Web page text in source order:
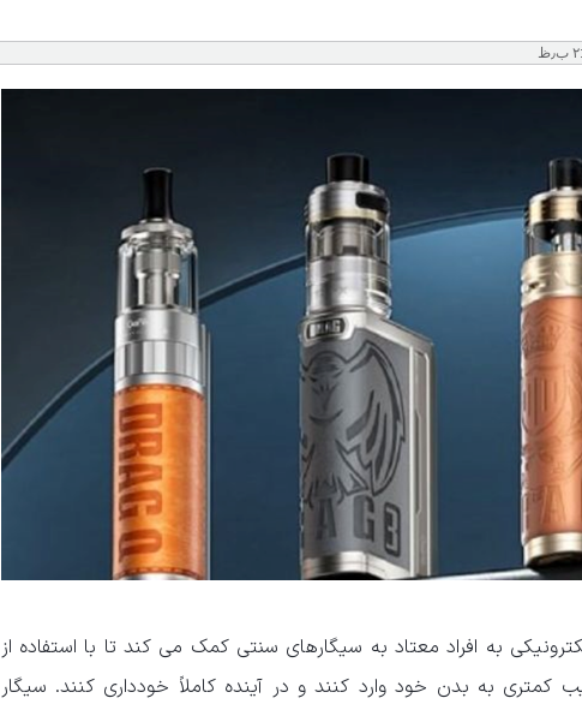
به افراد معتاد به سیگارهای سنتی کمک می کند تا با استفاده از
به بدن خود وارد کنند و در آینده کاملاً خودداری کنند. سیگار